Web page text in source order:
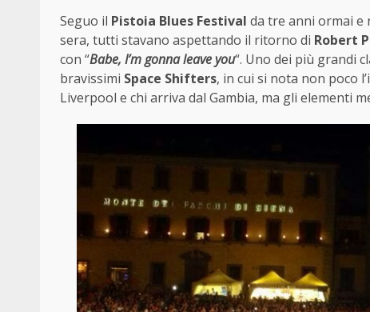
Seguo il Pistoia Blues Festival da tre anni ormai e
sera, tutti stavano aspettando il ritorno di Robert
con “Babe, I’m gonna leave you“. Uno dei più grandi
bravissimi Space Shifters, in cui si nota non poco
Liverpool e chi arriva dal Gambia, ma gli elementi